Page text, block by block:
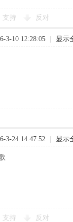
支持 反对
3-10 12:28:05 显示
3-24 14:47:52 显示
支持 反对